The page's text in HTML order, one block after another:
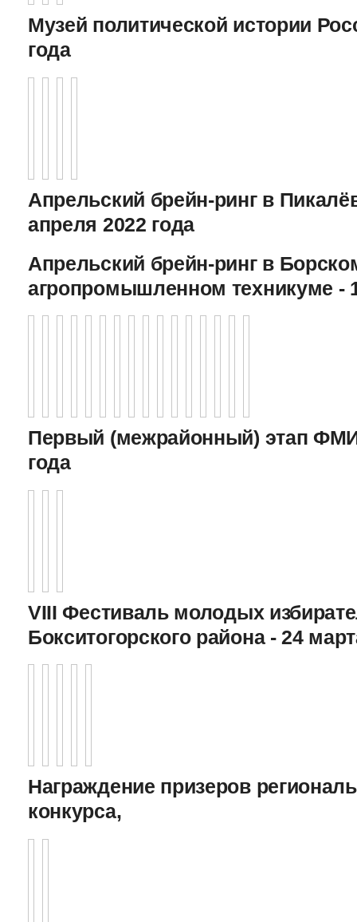
Музей политической истории
года
Апрельский брейн-ринг в
апреля 2022 года
Апрельский брейн-ринг в
агропромышленном техникуме -
Первый (межрайонный) этап
года
VIII Фестиваль молодых
Бокситогорского района - 24
Награждение призеров
конкурса,